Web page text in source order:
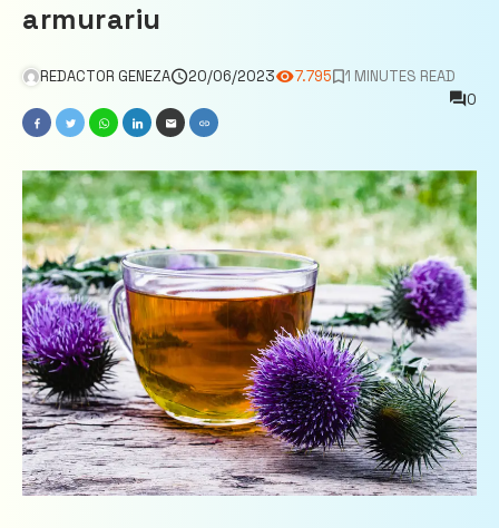
armurariu
REDACTOR GENEZA 20/06/2023 7.795
1 MINUTES READ
0